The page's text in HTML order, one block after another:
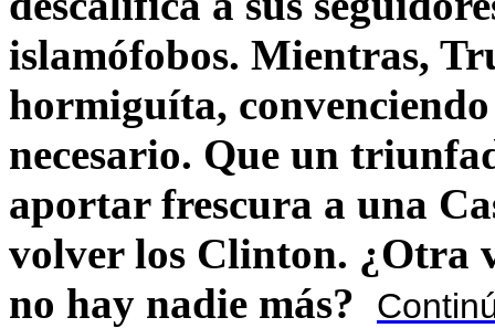
islamófobos. Mientras,
hormiguíta,
necesario. Que un
aportar frescura a una
volver los Clinton. ¿Otra
no hay nadie más?